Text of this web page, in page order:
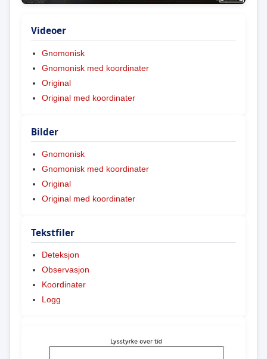
Videoer
Gnomonisk
Gnomonisk med koordinater
Original
Original med koordinater
Bilder
Gnomonisk
Gnomonisk med koordinater
Original
Original med koordinater
Tekstfiler
Deteksjon
Observasjon
Koordinater
Logg